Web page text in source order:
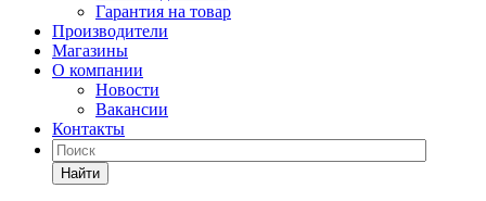
Гарантия на товар
Производители
Магазины
О компании
Новости
Вакансии
Контакты
Найти